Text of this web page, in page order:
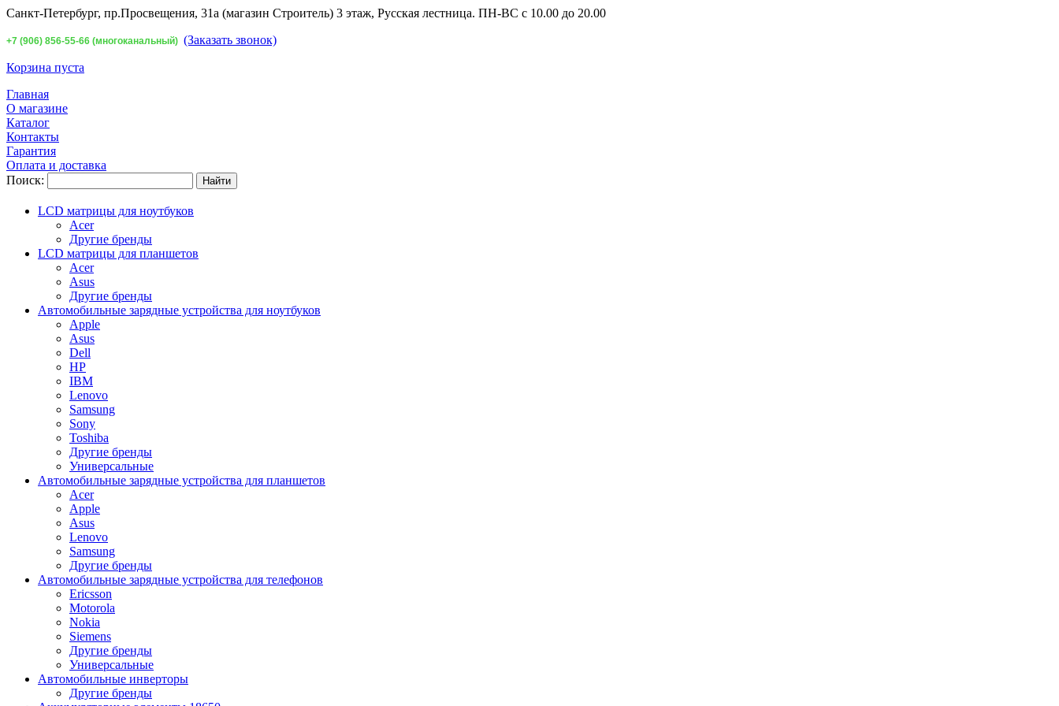
Санкт-Петербург, пр.Просвещения, 31а (магазин Строитель) 3 этаж, Русская лестница. ПН-ВС с 10.00 до 20.00
+7 (906) 856-55-66 (многоканальный) (Заказать звонок)
Корзина пуста
Главная
О магазине
Каталог
Контакты
Гарантия
Оплата и доставка
Поиск:
LCD матрицы для ноутбуков
Acer
Другие бренды
LCD матрицы для планшетов
Acer
Asus
Другие бренды
Автомобильные зарядные устройства для ноутбуков
Apple
Asus
Dell
HP
IBM
Lenovo
Samsung
Sony
Toshiba
Другие бренды
Универсальные
Автомобильные зарядные устройства для планшетов
Acer
Apple
Asus
Lenovo
Samsung
Другие бренды
Автомобильные зарядные устройства для телефонов
Ericsson
Motorola
Nokia
Siemens
Другие бренды
Универсальные
Автомобильные инверторы
Другие бренды